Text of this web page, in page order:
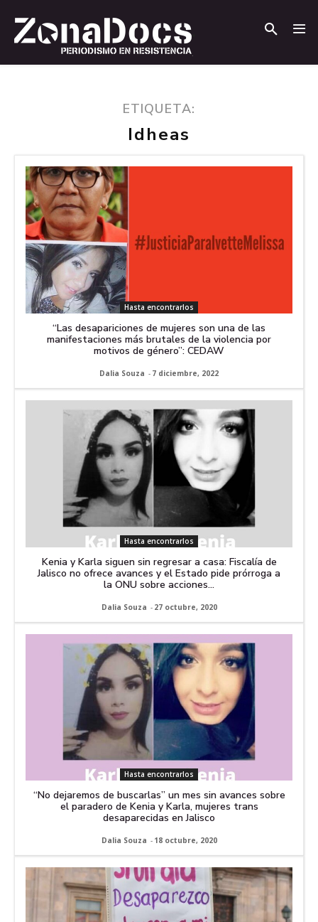
ETIQUETA:
Idheas
Hasta encontrarlos
“Las desapariciones de mujeres son una de las
manifestaciones más brutales de la violencia por
motivos de género”: CEDAW
Dalia Souza - 7 diciembre, 2022
Hasta encontrarlos
Kenia y Karla siguen sin regresar a casa: Fiscalía de
Jalisco no ofrece avances y el Estado pide prórroga a
la ONU sobre acciones...
Dalia Souza - 27 octubre, 2020
Hasta encontrarlos
“No dejaremos de buscarlas” un mes sin avances sobre
el paradero de Kenia y Karla, mujeres trans
desaparecidas en Jalisco
Dalia Souza - 18 octubre, 2020